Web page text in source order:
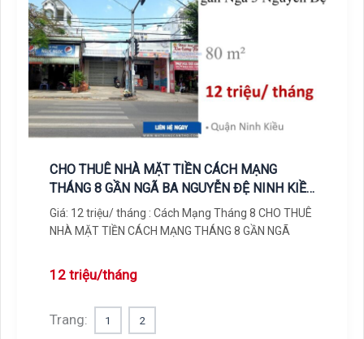
CHO THUÊ NHÀ MẶT TIỀN CÁCH MẠNG
THÁNG 8 GẦN NGÃ BA NGUYỄN ĐỆ NINH KIỀU
CẦN THƠ – 12 TRIỆU/ THÁNG
Giá: 12 triệu/ tháng : Cách Mạng Tháng 8 CHO THUÊ
NHÀ MẶT TIỀN CÁCH MẠNG THÁNG 8 GẦN NGÃ
12 triệu/tháng
Trang: 1 2